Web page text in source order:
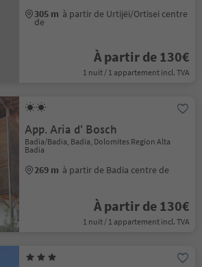
305 m à partir de Urtijëi/Ortisei centre
de
À partir de 130€
1 nuit / 1 appartement incl. TVA
App. Aria d' Bosch
Badia/Badia, Badia, Dolomites Region Alta
Badia
269 m à partir de Badia centre de
À partir de 130€
1 nuit / 1 appartement incl. TVA